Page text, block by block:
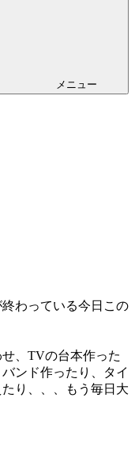
メニュー
わっている今日この
、TVの台本作った
ンド作ったり、タイ
り、、、もう毎日大